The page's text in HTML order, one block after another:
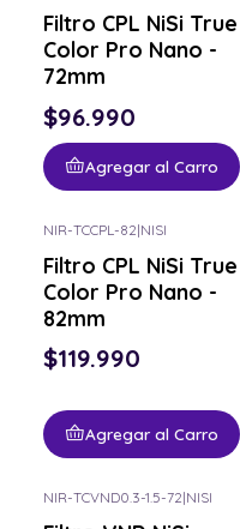
Filtro CPL NiSi True
Color Pro Nano -
72mm
$96.990
Agregar al Carro
NIR-TCCPL-82|NISI
Filtro CPL NiSi True
Color Pro Nano -
82mm
$119.990
Agregar al Carro
NIR-TCVND0.3-1.5-72|NISI